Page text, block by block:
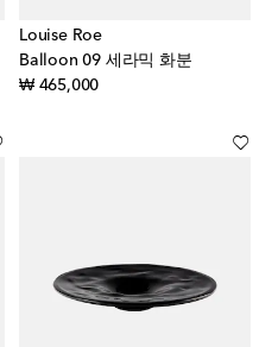
Louise Roe
Balloon 09 세라믹 화분
₩ 465,000original price